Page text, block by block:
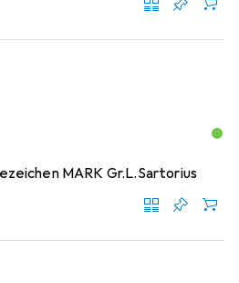
MARK Gr.L.Sartorius